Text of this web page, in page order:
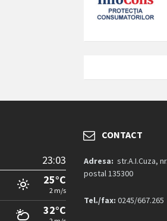
23:03
25°C
2 m/s
32°C
CONTACT
Adresa: str.A.I.Cuza,
postal 135300
Tel./fax: 0245/667.265